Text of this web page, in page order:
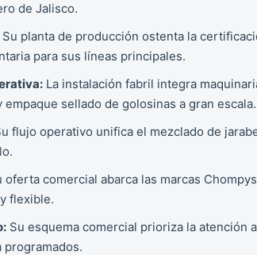
de Jalisco.
Su planta de producción ostenta la
para sus líneas principales.
La instalación fabril integra
sellado de golosinas a gran escala.
flujo operativo unifica el mezclado de
oferta comercial abarca las marcas
flexible.
Su esquema comercial prioriza la atención
programados.